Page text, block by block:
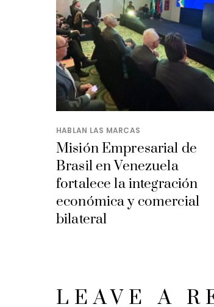
HABLAN LAS MARCAS
Misión Empresarial de
Brasil en Venezuela
fortalece la integración
económica y comercial
bilateral
LEAVE A